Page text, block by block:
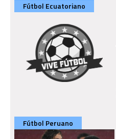
Fútbol Ecuatoriano
Fútbol Peruano